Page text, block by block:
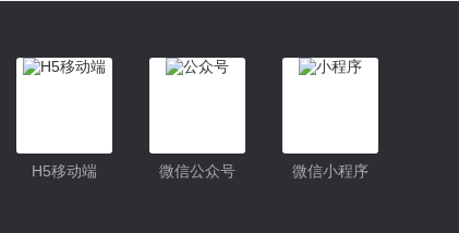
微信小程序
微信公众号
H5移动端